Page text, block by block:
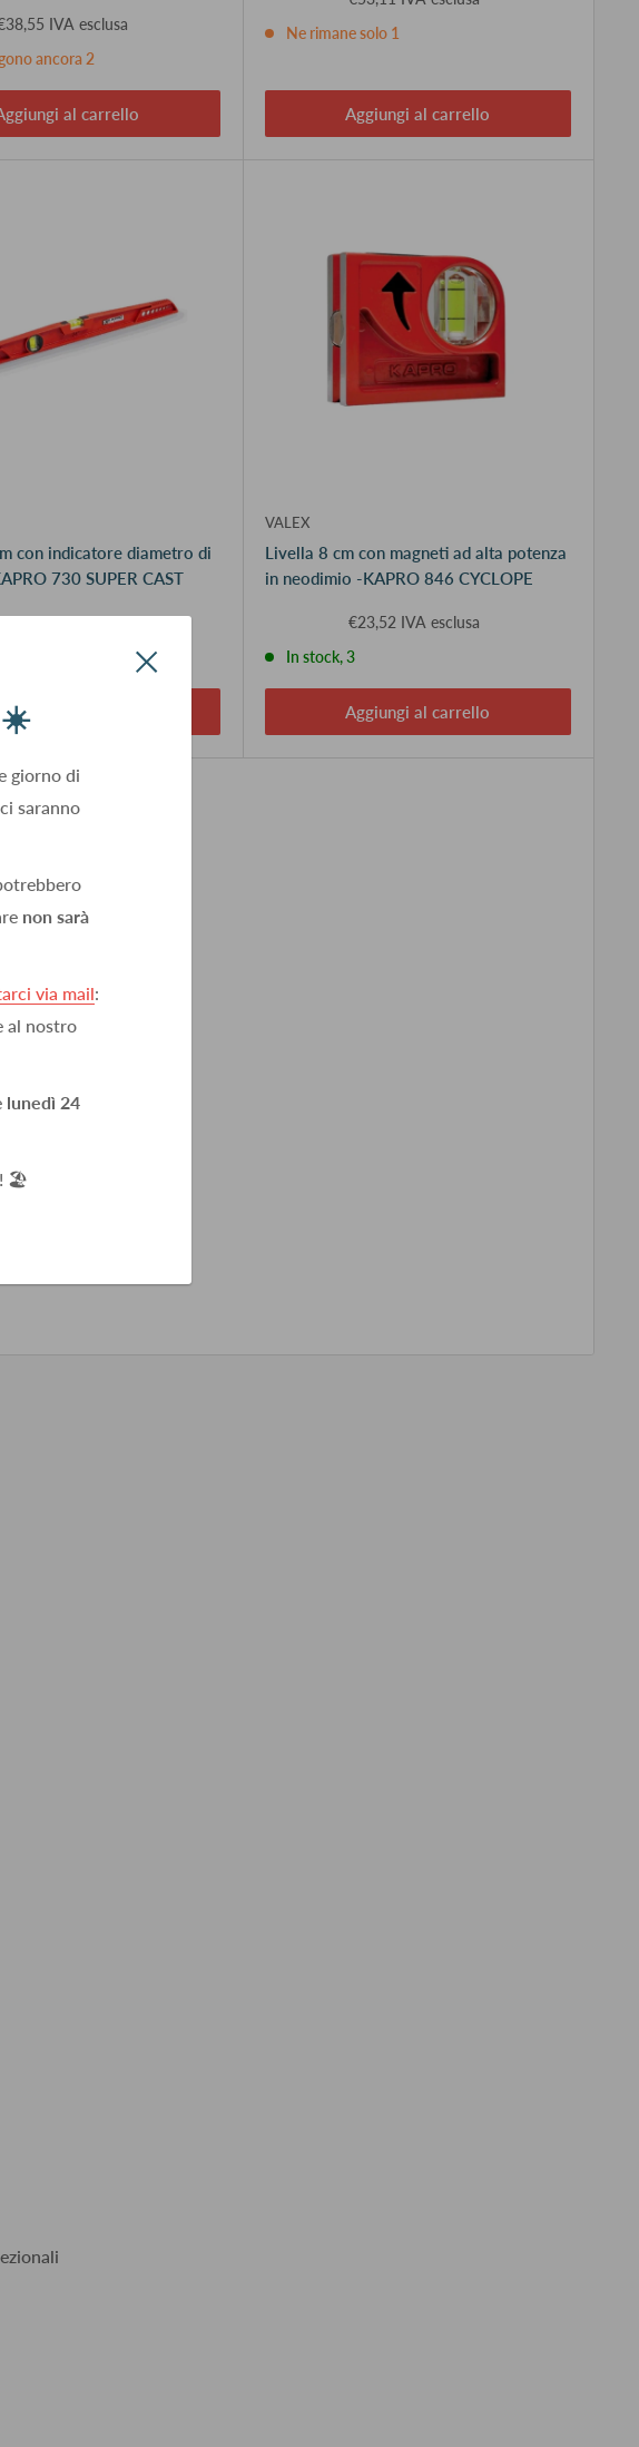
☀️
giorno di
saranno
non sarà
via mail:
al nostro
lunedì 24
🏖️
IVA esclusa
ancora 2
al carrello
Ne rimane solo 1
Aggiungi al carrello
con indicatore diametro di
730 SUPER CAST
IVA esclusa
Aggiungi al carrello
VALEX
Livella 8 cm con magneti ad alta potenza
in neodimio -KAPRO 846 CYCLOPE
€23,52 IVA esclusa
In stock, 3
Aggiungi al carrello